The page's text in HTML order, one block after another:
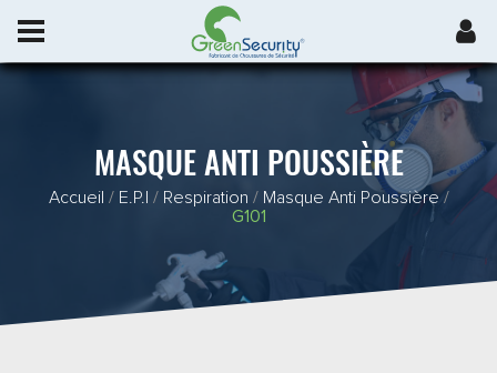
MASQUE ANTI POUSSIÈRE
Accueil / E.P.I / Respiration / Masque Anti Poussière /
G101